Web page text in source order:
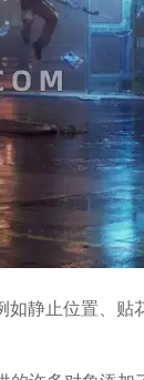
静止位置、贴